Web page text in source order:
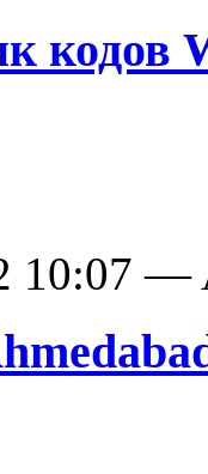
кодов
10:07 —